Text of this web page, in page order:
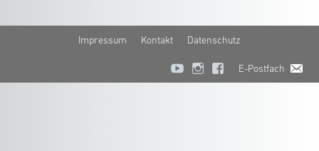
Impressum Kontakt Datenschutz
E-Postfach